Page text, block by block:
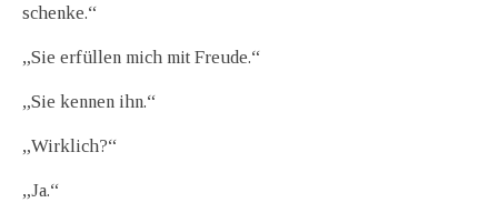
schenke.“
„Sie erfüllen mich mit Freude.“
„Sie kennen ihn.“
„Wirklich?“
„Ja.“